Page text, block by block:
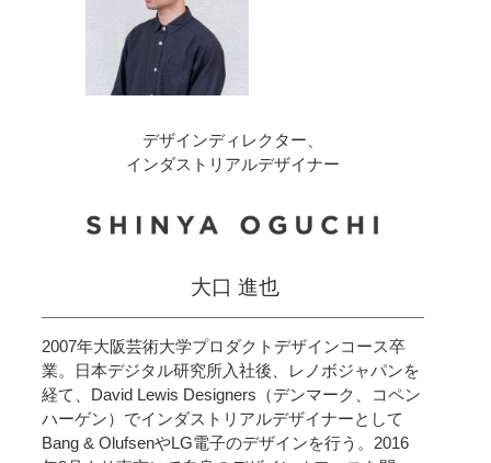
デザインディレクター、
インダストリアルデザイナー
大口 進也
2007年大阪芸術大学プロダクトデザインコース卒
業。日本デジタル研究所入社後、レノボジャパンを
経て、David Lewis Designers（デンマーク、コペン
ハーゲン）でインダストリアルデザイナーとして
Bang & OlufsenやLG電子のデザインを行う。2016